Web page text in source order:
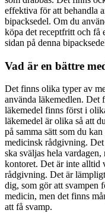
effektiva för att behandla
bipacksedel. Om du
köpa det receptfritt och få
sidan på denna
Vad är en bättre
Det finns olika typer av
använda läkemedlen. Det
läkemedel finns först i
läkemedel är olika så att
på samma sätt som du
medicinsk rådgivning.
ska sväljas hela
kontoret. Det är inte alltid
rådgivning. Det är
dig, som gör att svampen
medicin, men det finns
att få svamp.